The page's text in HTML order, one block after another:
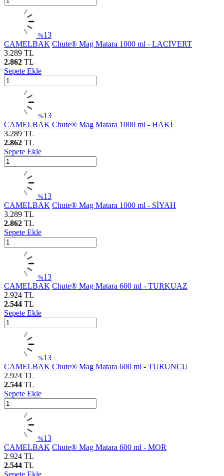
%13
CAMELBAK Chute® Mag Matara 1000 ml - LACİVERT
3.289 TL
2.862 TL
Sepete Ekle
%13
CAMELBAK Chute® Mag Matara 1000 ml - HAKİ
3.289 TL
2.862 TL
Sepete Ekle
%13
CAMELBAK Chute® Mag Matara 1000 ml - SİYAH
3.289 TL
2.862 TL
Sepete Ekle
%13
CAMELBAK Chute® Mag Matara 600 ml - TURKUAZ
2.924 TL
2.544 TL
Sepete Ekle
%13
CAMELBAK Chute® Mag Matara 600 ml - TURUNCU
2.924 TL
2.544 TL
Sepete Ekle
%13
CAMELBAK Chute® Mag Matara 600 ml - MOR
2.924 TL
2.544 TL
Sepete Ekle